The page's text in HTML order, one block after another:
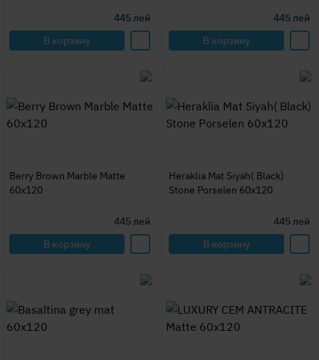
445лей
В корзину
445лей
В корзину
Berry Brown Marble Matte
60x120
445лей
В корзину
Heraklia Mat Siyah( Black)
Stone Porselen 60x120
445лей
В корзину